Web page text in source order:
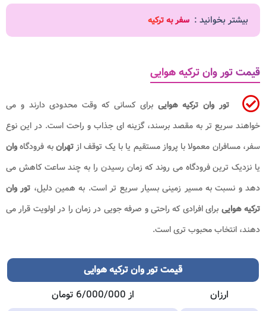
بیشتر بخوانید : سفر به ترکیه
قیمت تور وان ترکیه هوایی
تور وان ترکیه هوایی برای کسانی که وقت محدودی دارند و می
خواهند سریع تر به مقصد برسند، گزینه ای جذاب و راحت است. در این نوع
سفر، مسافران معمولا با پرواز مستقیم یا با یک توقف ازتهرانبه فرودگاهوان
یا نزدیک ترین فرودگاه می روند که زمان رسیدن را به چند ساعت کاهش می
دهد و نسبت به مسیر زمینی بسیار سریع تر است. به همین دلیل، تور وان
ترکیه هوایی برای افرادی که راحتی و صرفه جویی در زمان را در اولویت قرار می
دهند، انتخاب محبوب تری است.
قیمت تور وان ترکیه هوایی
ارزان
از 6/000/000 تومان